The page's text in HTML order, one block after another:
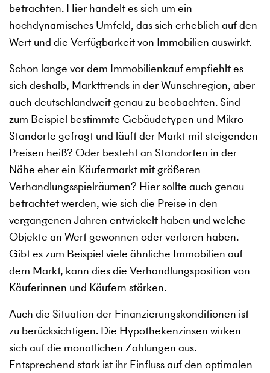
betrachten. Hier handelt es sich um ein
hochdynamisches Umfeld, das sich erheblich auf den
Wert und die Verfügbarkeit von Immobilien auswirkt.
Schon lange vor dem Immobilienkauf empfiehlt es
sich deshalb, Markttrends in der Wunschregion, aber
auch deutschlandweit genau zu beobachten. Sind
zum Beispiel bestimmte Gebäudetypen und Mikro-
Standorte gefragt und läuft der Markt mit steigenden
Preisen heiß? Oder besteht an Standorten in der
Nähe eher ein Käufermarkt mit größeren
Verhandlungsspielräumen? Hier sollte auch genau
betrachtet werden, wie sich die Preise in den
vergangenen Jahren entwickelt haben und welche
Objekte an Wert gewonnen oder verloren haben.
Gibt es zum Beispiel viele ähnliche Immobilien auf
dem Markt, kann dies die Verhandlungsposition von
Käuferinnen und Käufern stärken.
Auch die Situation der Finanzierungskonditionen ist
zu berücksichtigen. Die Hypothekenzinsen wirken
sich auf die monatlichen Zahlungen aus.
Entsprechend stark ist ihr Einfluss auf den optimalen